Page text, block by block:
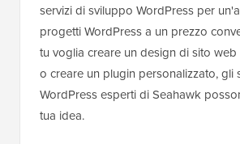
servizi di sviluppo WordPress per
progetti WordPress a un prezzo
tu voglia creare un design di sito
o creare un plugin personalizzato, gli
WordPress esperti di Seahawk
tua idea.